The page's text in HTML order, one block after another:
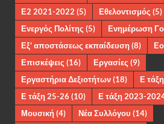
Ε2 2021-2022 (5) Εθελοντισμός (5)
Ενεργός Πολίτης (5) Ενημέρωση
Εξ' αποστάσεως εκπαίδευση(8)
Επισκέψεις (16) Εργασίες (9)
Εργαστήρια Δεξιοτήτων(18) Ε
Ε τάξη 25-26 (10) Ε τάξη 2023-
Μουσική(4) Νέα Συλλόγου (14)